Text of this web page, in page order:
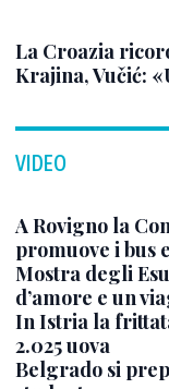
La Croazia
Krajina, Vučić:
VIDEO
A Rovigno la
promuove i bus
Mostra degli
d’amore e un
In Istria la
2.025 uova
Belgrado si